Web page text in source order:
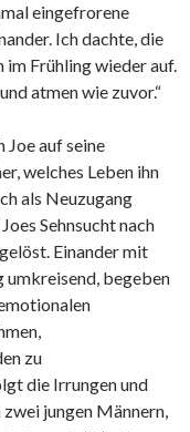
eingefrorene
Ich dachte, die
Frühling wieder auf.
atmen wie zuvor.“
auf seine
welches Leben ihn
als Neuzugang
Sehnsucht nach
Einander mit
umkreisend, begeben
zu
die Irrungen und
jungen Männern,